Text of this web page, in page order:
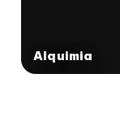
Alquimia